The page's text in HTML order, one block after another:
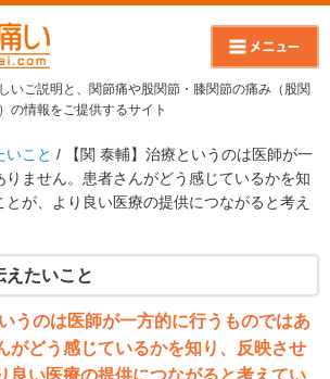
いご説明と、関節痛や股関節・膝関節の痛み（股関
の情報をご提供するサイト
いこと / 【関 泰輔】治療というのは医師が一
ません。患者さんがどう感じているかを知
とが、より良い医療の提供につながると考え
えたいこと
うのは医師が一方的に行うものではあ
がどう感じているかを知り、反映させ
良い医療の提供につながると考えてい